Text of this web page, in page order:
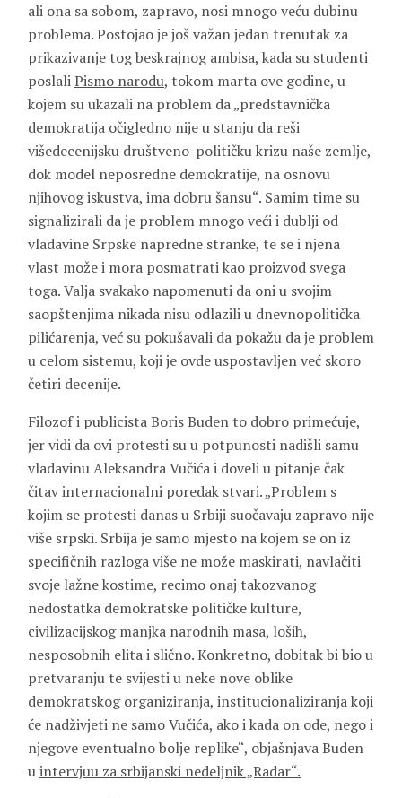
ali ona sa sobom, zapravo, nosi mnogo veću dubinu
problema. Postojao je još važan jedan trenutak za
prikazivanje tog beskrajnog ambisa, kada su studenti
poslaliPismo narodu, tokom marta ove godine, u
kojem su ukazali na problem da „predstavnička
demokratija očigledno nije u stanju da reši
višedecenijsku društveno-političku krizu naše zemlje,
dok model neposredne demokratije, na osnovu
njihovog iskustva, ima dobru šansu“. Samim time su
signalizirali da je problem mnogo veći i dublji od
vladavine Srpske napredne stranke, te se i njena
vlast može i mora posmatrati kao proizvod svega
toga. Valja svakako napomenuti da oni u svojim
saopštenjima nikada nisu odlazili u dnevnopolitička
pilićarenja, već su pokušavali da pokažu da je problem
u celom sistemu, koji je ovde uspostavljen već skoro
četiri decenije.
Filozof i publicista Boris Buden to dobro primećuje,
jer vidi da ovi protesti su u potpunosti nadišli samu
vladavinu Aleksandra Vučića i doveli u pitanje čak
čitav internacionalni poredak stvari. „Problem s
kojim se protesti danas u Srbiji suočavaju zapravo nije
više srpski. Srbija je samo mjesto na kojem se on iz
specifičnih razloga više ne može maskirati, navlačiti
svoje lažne kostime, recimo onaj takozvanog
nedostatka demokratske političke kulture,
civilizacijskog manjka narodnih masa, loših,
nesposobnih elita i slično. Konkretno, dobitak bi bio u
pretvaranju te svijesti u neke nove oblike
demokratskog organiziranja, institucionaliziranja koji
će nadživjeti ne samo Vučića, ako i kada on ode, nego i
njegove eventualno bolje replike“, objašnjava Buden
uintervjuu za srbijanski nedeljnik „Radar“.